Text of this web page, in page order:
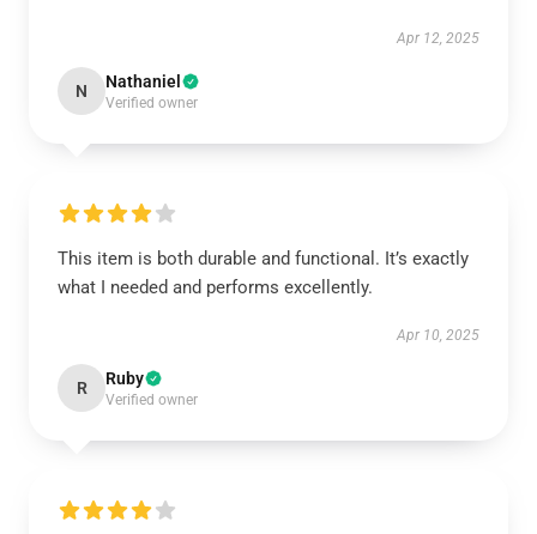
Apr 12, 2025
N Nathaniel
Verified owner
This item is both durable and functional. It’s exactly
what I needed and performs excellently.
Apr 10, 2025
R Ruby
Verified owner